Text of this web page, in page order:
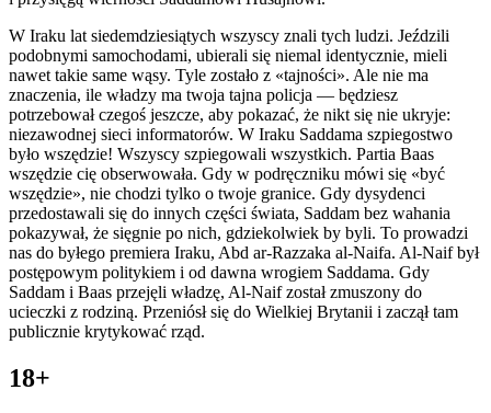
W Iraku lat siedemdziesiątych wszyscy znali tych ludzi. Jeździli
podobnymi samochodami, ubierali się niemal identycznie, mieli
nawet takie same wąsy. Tyle zostało z «tajności». Ale nie ma
znaczenia, ile władzy ma twoja tajna policja — będziesz
potrzebował czegoś jeszcze, aby pokazać, że nikt się nie ukryje:
niezawodnej sieci informatorów. W Iraku Saddama szpiegostwo
było wszędzie! Wszyscy szpiegowali wszystkich. Partia Baas
wszędzie cię obserwowała. Gdy w podręczniku mówi się «być
wszędzie», nie chodzi tylko o twoje granice. Gdy dysydenci
przedostawali się do innych części świata, Saddam bez wahania
pokazywał, że sięgnie po nich, gdziekolwiek by byli. To prowadzi
nas do byłego premiera Iraku, Abd ar-Razzaka al-Naifa. Al-Naif był
postępowym politykiem i od dawna wrogiem Saddama. Gdy
Saddam i Baas przejęli władzę, Al-Naif został zmuszony do
ucieczki z rodziną. Przeniósł się do Wielkiej Brytanii i zaczął tam
publicznie krytykować rząd.
18+